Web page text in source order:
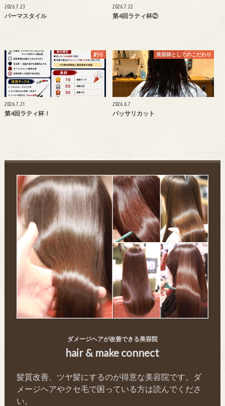
2026.7.23
パーマスタイル
2026.7.22
第4回ラティ杯②
釣り
2026.7.21
第4回ラティ杯！
美容師としてのこだわり
2026.6.7
バッサリカット
ダメージヘアが改善できる美容院
hair & make connect
髪質改善、ツヤ髪にするのが得意な美容院です。ダ
メージヘアやクセ毛で困っている方は読んでくださ
い。